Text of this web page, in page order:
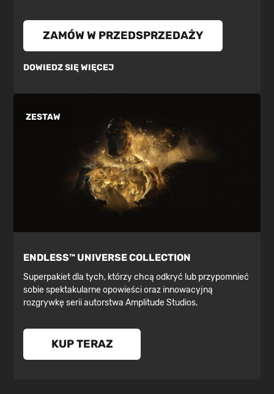
ZAMÓW W PRZEDSPRZEDAŻY
DOWIEDZ SIĘ WIĘCEJ
ZESTAW
ENDLESS™ UNIVERSE COLLECTION
Superpakiet dla tych, którzy chcą odkryć lub przypomnieć
sobie spektakularne opowieści oraz innowacyjną
rozgrywkę serii autorstwa Amplitude Studios.
KUP TERAZ